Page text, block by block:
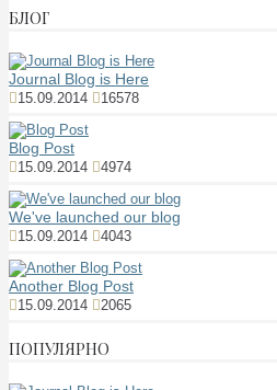
БЛОГ
Journal Blog is Here
15.09.2014 16578
Blog Post
15.09.2014 4974
We've launched our blog
15.09.2014 4043
Another Blog Post
15.09.2014 2065
ПОПУЛЯРНО